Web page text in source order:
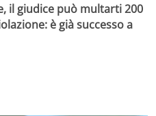
il giudice può multarti 200
è già successo a